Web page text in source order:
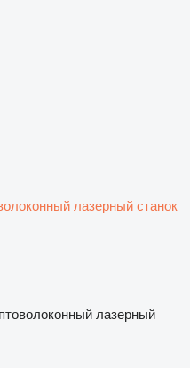
лазерный станок
лазерный